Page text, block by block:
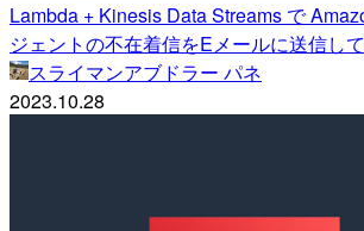
Lambda + Kinesis Data Streams で
ジェントの不在着信をEメールに送信し
スライマンアブドラー パネ
2023.10.28